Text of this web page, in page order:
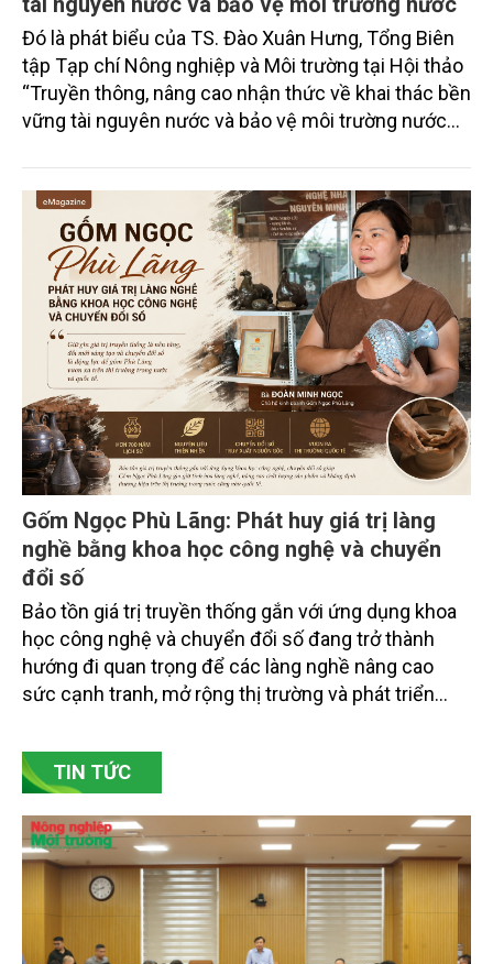
Đó là phát biểu của TS. Đào Xuân Hưng, Tổng Biên
tập Tạp chí Nông nghiệp và Môi trường tại Hội thảo
“Truyền thông, nâng cao nhận thức về khai thác bền
vững tài nguyên nước và bảo vệ môi trường nước
trường phối hợp với Sở Nông nghiệp và Môi trường
tỉnh Lai Châu tổ chức ngày 10/7/2026. Hội thảo thu
hút sự tham gia của hơn 100 đại biểu là lãnh đạo
các đơn vị thuộc Bộ Nông nghiệp và Môi trường,
chuyên gia, nhà khoa học, Sở Nông nghiệp và Môi
trường tỉnh Lai Châu và đại diện các cơ quan đơn vị
doanh nghiệp ở các tỉnh miền núi phía Bắc.
Gốm Ngọc Phù Lãng: Phát huy giá trị làng
nghề bằng khoa học công nghệ và chuyển
đổi số
Bảo tồn giá trị truyền thống gắn với ứng dụng khoa
học công nghệ và chuyển đổi số đang trở thành
hướng đi quan trọng để các làng nghề nâng cao
sức cạnh tranh, mở rộng thị trường và phát triển
Bắc Ninh, nhiều nghệ nhân và cơ sở sản xuất đã
chủ động đổi mới tư duy, đầu tư công nghệ, xây
TIN TỨC